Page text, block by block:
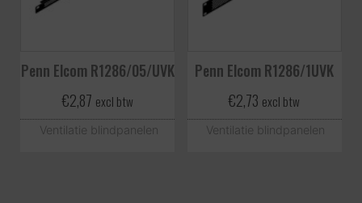
Penn Elcom R1286/05/UVK
€2,87 excl btw
Ventilatie blindpanelen
Penn Elcom R1286/1UVK
€2,73 excl btw
Ventilatie blindpanelen